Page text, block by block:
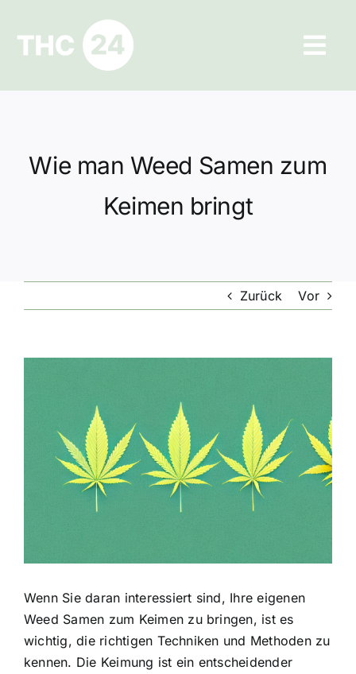
springen
Ratgeber
Wie man Weed Samen zum
Keimen bringt
Zurück Vor
Wenn Sie daran interessiert sind, Ihre eigenen
Weed Samen zum Keimen zu bringen, ist es
wichtig, die richtigen Techniken und Methoden zu
kennen. Die Keimung ist ein entscheidender